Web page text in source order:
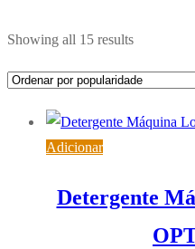
Showing all 15 resultsOrdenado
Adicionar
Detergente